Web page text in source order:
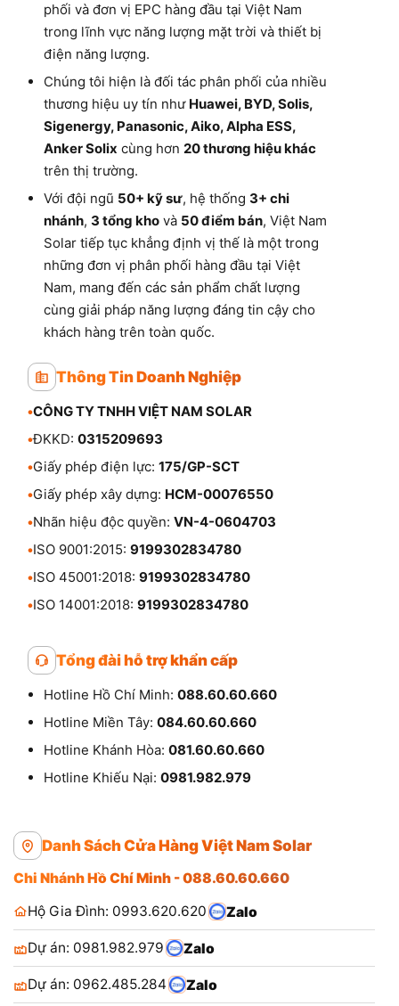
phối và đơn vị EPC hàng đầu tại Việt Nam
trong lĩnh vực năng lượng mặt trời và thiết bị
điện năng lượng.
Chúng tôi hiện là đối tác phân phối của nhiều
thương hiệu uy tín như Huawei, BYD, Solis,
Sigenergy, Panasonic, Aiko, Alpha ESS,
Anker Solix cùng hơn 20 thương hiệu khác
trên thị trường.
Với đội ngũ 50+ kỹ sư, hệ thống 3+ chi
nhánh, 3 tổng kho và 50 điểm bán, Việt Nam
Solar tiếp tục khẳng định vị thế là một trong
những đơn vị phân phối hàng đầu tại Việt
Nam, mang đến các sản phẩm chất lượng
cùng giải pháp năng lượng đáng tin cậy cho
khách hàng trên toàn quốc.
Thông Tin Doanh Nghiệp
•CÔNG TY TNHH VIỆT NAM SOLAR
•ĐKKD: 0315209693
•Giấy phép điện lực: 175/GP-SCT
•Giấy phép xây dựng: HCM-00076550
•Nhãn hiệu độc quyền: VN-4-0604703
•ISO 9001:2015: 9199302834780
•ISO 45001:2018: 9199302834780
•ISO 14001:2018: 9199302834780
Tổng đài hỗ trợ khẩn cấp
Hotline Hồ Chí Minh: 088.60.60.660
Hotline Miền Tây: 084.60.60.660
Hotline Khánh Hòa: 081.60.60.660
Hotline Khiếu Nại: 0981.982.979
Danh Sách Cửa Hàng Việt Nam Solar
Chi Nhánh Hồ Chí Minh - 088.60.60.660
Hộ Gia Đình: 0993.620.620
Zalo
Dự án: 0981.982.979 Zalo
Dự án: 0962.485.284 Zalo